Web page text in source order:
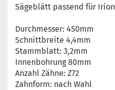
Sägeblätt passend für Irion
Durchmesser: 450mm
Schnittbreite 4,4mm
Stammblatt: 3,2mm
Innenbohrung 80mm
Anzahl Zähne: Z72
Zahnform: nach Wahl